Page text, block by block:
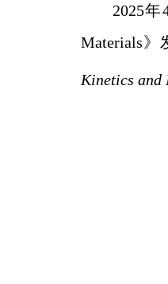
2025
Materials》
Kinetics and